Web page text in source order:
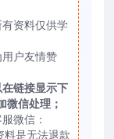
有资料仅供学
用户友情赞
链接显示下
微信处理；
微信：
是无法退款